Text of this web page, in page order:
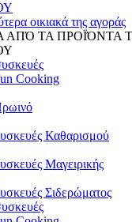
οικιακά της αγοράς
ΑΠΌ ΤΑ ΠΡΟΪΌΝΤΑ
Cooking
Καθαρισμού
Μαγειρικής
Σιδερώματος